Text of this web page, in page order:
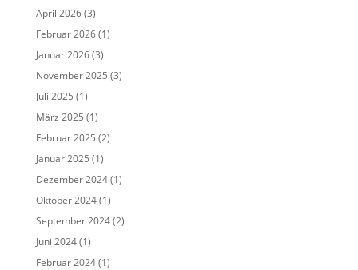
April 2026(3)
Februar 2026(1)
Januar 2026(3)
November 2025 (3)
Juli 2025 (1)
März 2025 (1)
Februar 2025 (2)
Januar 2025 (1)
Dezember 2024(1)
Oktober 2024(1)
September 2024(2)
Juni 2024(1)
Februar 2024(1)